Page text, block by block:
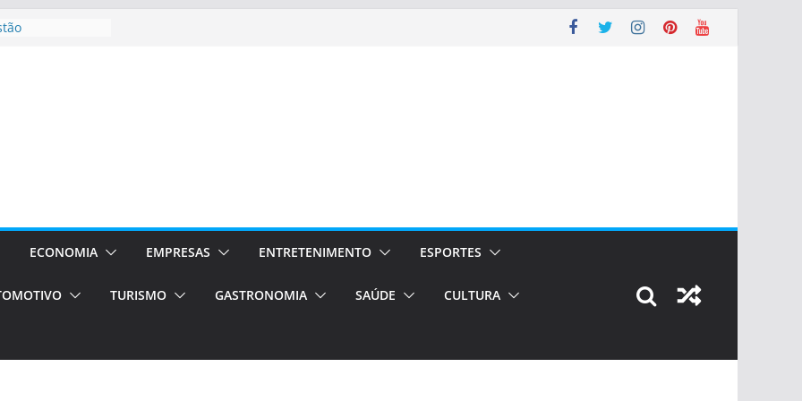
em Porto
de transfer,
de alto padrão
–
o segundo
únicas e
volta!ECONOMIA EMPRESAS ENTRETENIMENTO ESPORTES
TURISMO GASTRONOMIA SAÚDE CULTURA